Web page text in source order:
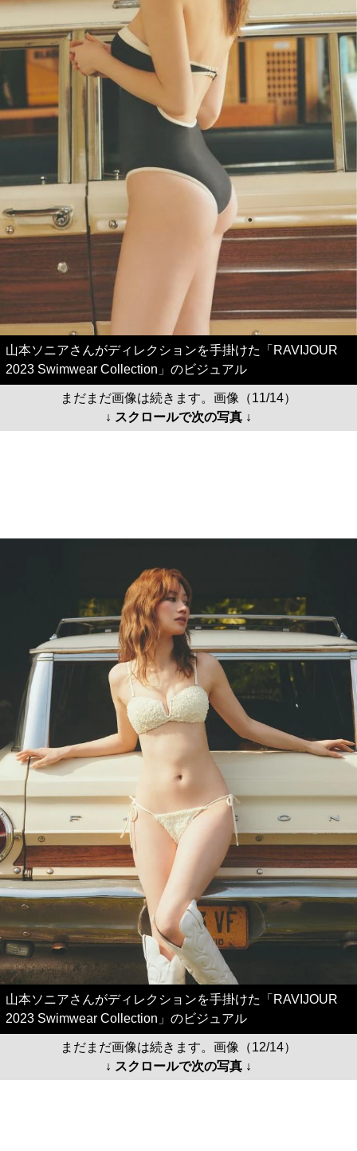
山本ソニアさんがディレクションを手掛けた「RAVIJOUR
2023 Swimwear Collection」のビジュアル
まだまだ画像は続きます。画像（11/14）
↓ スクロールで次の写真 ↓
山本ソニアさんがディレクションを手掛けた「RAVIJOUR
2023 Swimwear Collection」のビジュアル
まだまだ画像は続きます。画像（12/14）
↓ スクロールで次の写真 ↓